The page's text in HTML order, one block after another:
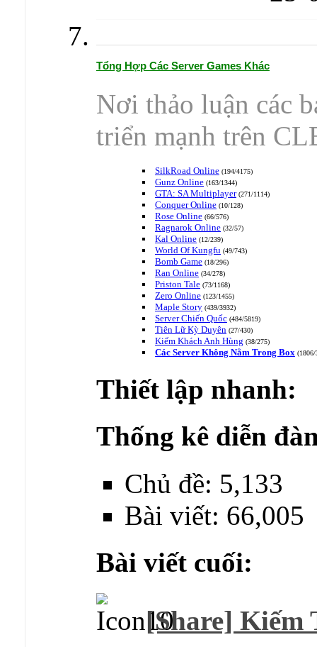
Tổng Hợp Các Server Games Khác
Nơi thảo luận các
triển mạnh trên
SilkRoad Online (194/4175)
Gunz Online (163/1344)
GTA: SA Multiplayer(271/1114)
Conquer Online (10/128)
Rose Online (66/576)
Ragnarok Online (32/57)
Kal Online (12/239)
World Of Kungfu (49/743)
Bomb Game (18/296)
Ran Online (34/278)
Priston Tale (73/1168)
Zero Online (123/1455)
Maple Story (439/3932)
Server Chiến Quốc (484/5819)
Tiên Lữ Kỳ Duyên (27/430)
Kiếm Khách Anh Hùng (38/275)
Các Server Không Nằm Trong Box (1806/
Thiết lập nhanh:
Thống kê diễn
Chủ đề: 5,133
Bài viết: 66,005
Bài viết cuối:
[Share] Kiếm